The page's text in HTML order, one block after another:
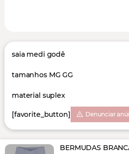
saia medi godê
tamanhos MG GG
material suplex
[favorite_button] Denunciar
BERMUDAS